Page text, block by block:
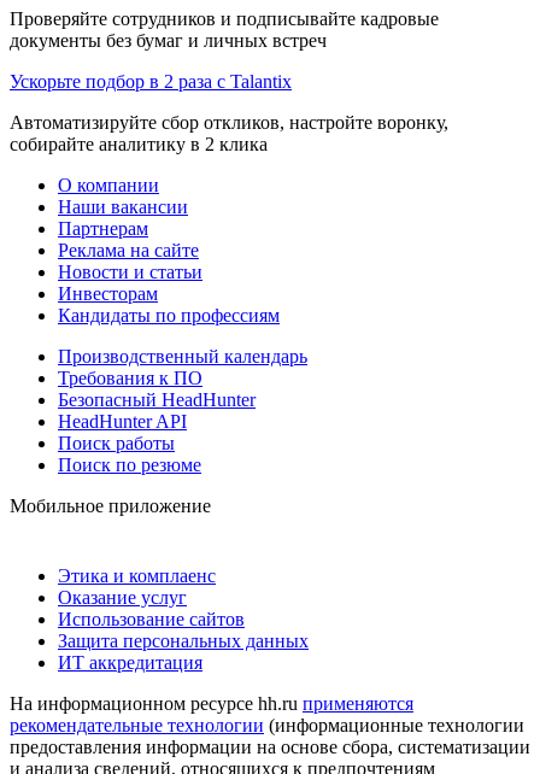
Проверяйте сотрудников и подписывайте кадровые
документы без бумаг и личных встреч
Ускорьте подбор в 2 раза с Talantix
Автоматизируйте сбор откликов, настройте воронку,
собирайте аналитику в 2 клика
О компании
Наши вакансии
Партнерам
Реклама на сайте
Новости и статьи
Инвесторам
Кандидаты по профессиям
Производственный календарь
Требования к ПО
Безопасный HeadHunter
HeadHunter API
Поиск работы
Поиск по резюме
Мобильное приложение
Этика и комплаенс
Оказание услуг
Использование сайтов
Защита персональных данных
ИТ аккредитация
На информационном ресурсе hh.ru применяются
рекомендательные технологии (информационные технологии
предоставления информации на основе сбора, систематизации
и анализа сведений, относящихся к предпочтениям